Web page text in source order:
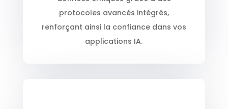
protocoles avancés intégrés,
renforçant ainsi la confiance dans vos
applications IA.